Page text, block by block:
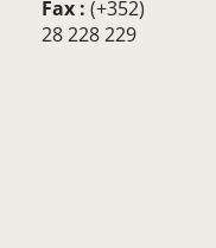
Fax : (+352)
28 228 229